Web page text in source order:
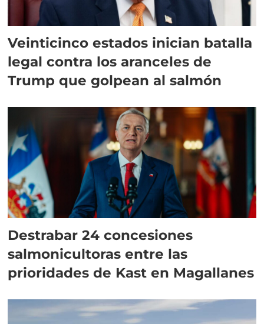
Veinticinco estados inician batalla
legal contra los aranceles de
Trump que golpean al salmón
Destrabar 24 concesiones
salmonicultoras entre las
prioridades de Kast en Magallanes